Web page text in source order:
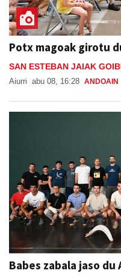
Potx magoak girotu
SAN ESTEBAN JAIAK
Aiurri abu 08, 16:28 ANDOAIN
Babes zabala jaso du